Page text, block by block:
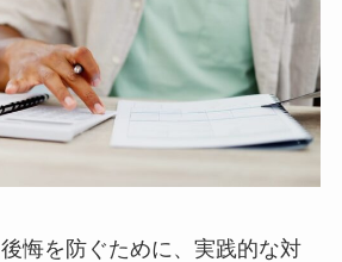
悔を防ぐために、実践的な対